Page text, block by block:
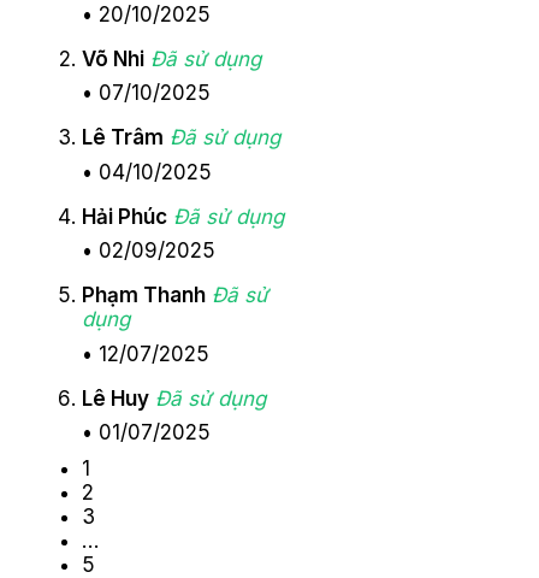
• 20/10/2025
Võ Nhi Đã sử dụng
• 07/10/2025
Lê Trâm Đã sử dụng
• 04/10/2025
Hải Phúc Đã sử dụng
• 02/09/2025
Phạm Thanh Đã sử
dụng
• 12/07/2025
Lê Huy Đã sử dụng
• 01/07/2025
1
2
3
…
5